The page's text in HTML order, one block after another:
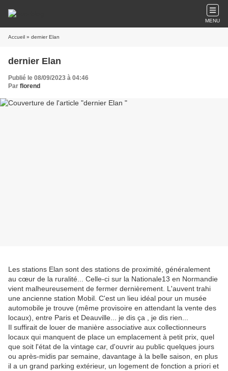
MENU
Accueil » dernier Elan
dernier Elan
Publié le 08/09/2023 à 04:46
Par florend
Les stations Elan sont des stations de proximité, généralement
au cœur de la ruralité... Celle-ci sur la Nationale13 en Normandie
vient malheureusement de fermer dernièrement. L'auvent trahi
une ancienne station Mobil. C'est un lieu idéal pour un musée
automobile je trouve (même provisoire en attendant la vente des
locaux), entre Paris et Deauville... je dis ça , je dis rien...
Il suffirait de louer de manière associative aux collectionneurs
locaux qui manquent de place un emplacement à petit prix, quel
que soit l'état de la vintage car, d'ouvrir au public quelques jours
ou après-midis par semaine, davantage à la belle saison, en plus
il a un grand parking extérieur, un logement de fonction a priori et